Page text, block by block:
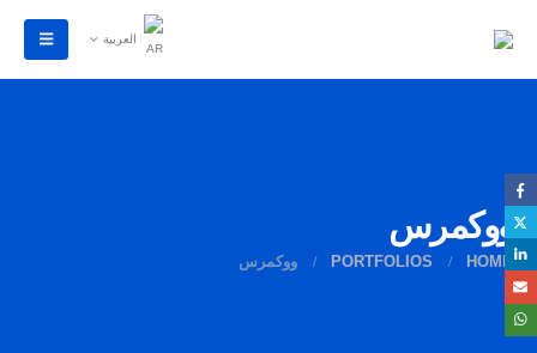
العربية
ووكمرس
HOME
PORTFOLIOS ووكمرس